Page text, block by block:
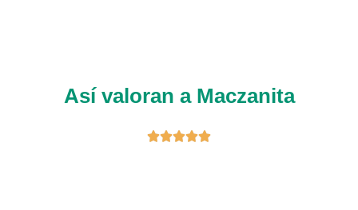
Así valoran a Maczanita